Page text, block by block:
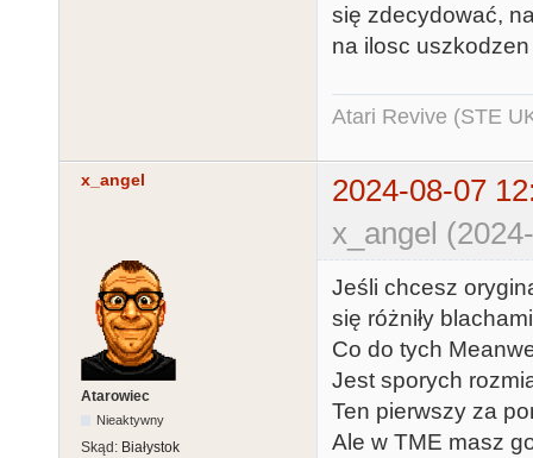
się zdecydować,
na ilosc
Atari Revive (STE
x_angel
2024-08-07
x_angel
Atarowiec
Nieaktywny
Skąd: Białystok
Jeśli chcesz
się różniły
Co do tych
Jest sporych
Ten pierwszy za
Ale w TME masz